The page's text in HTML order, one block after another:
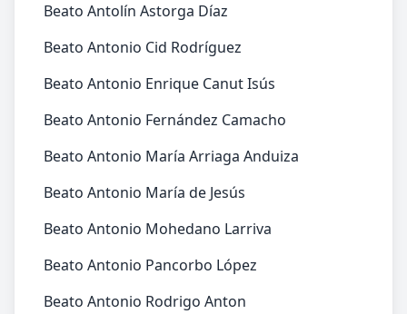
Beato Antolín Astorga Díaz
Beato Antonio Cid Rodríguez
Beato Antonio Enrique Canut Isús
Beato Antonio Fernández Camacho
Beato Antonio María Arriaga Anduiza
Beato Antonio María de Jesús
Beato Antonio Mohedano Larriva
Beato Antonio Pancorbo López
Beato Antonio Rodrigo Anton